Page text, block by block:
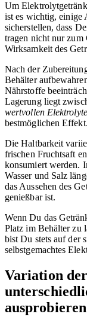
Um
ist es wichtig, einige
sicherstellen, dass
tragen nicht nur zum
Wirksamkeit des
Nach der
Behälter
Nährstoffe
Lagerung liegt
wertvollen Elektrolyte
bestmöglichen Effekt.
Die Haltbarkeit
frischen Fruchtsaft
konsumiert werden.
Wasser und Salz
das Aussehen des
genießbar ist.
Wenn Du das
Platz im Behälter zu
bist Du stets auf der
selbstgemachtes
Variation
ausprobieren